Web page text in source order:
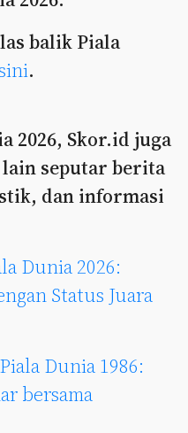
balik Piala
.
2026, Skor.id juga
seputar berita
dan informasi
Dunia 2026:
Status Juara
Dunia 1986:
bersama